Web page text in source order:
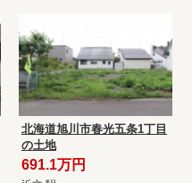
北海道旭川市春光五条1丁目
の土地
691.1万円